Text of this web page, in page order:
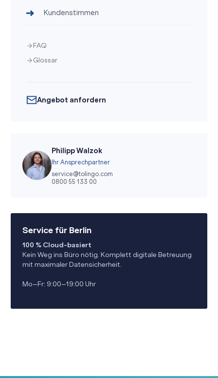
Kundenstimmen
FAQ
Glossar
Angebot anfordern
Philipp Walzok
Ihr Ansprechpartner
service@tolingo.com
0800 55 133 00
Service für Berlin
100 % Cloud-basiert
Kein Weg ins Büro nötig. Komplett digitale Betreuung
mit maximaler Datensicherheit.
Mo–Fr: 9:00–19:00 Uhr